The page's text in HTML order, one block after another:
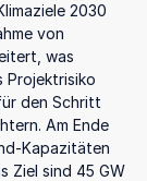
2030
von
was
Projektrisiko
den Schritt
Am Ende
Kapazitäten
Ziel sind 45 GW